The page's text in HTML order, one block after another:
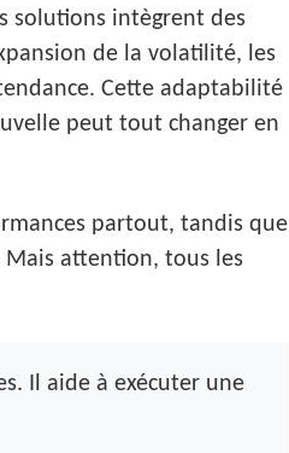
solutions intègrent des
de la volatilité, les
Cette adaptabilité
peut tout changer en
partout, tandis que
Mais attention, tous les
Il aide à exécuter une